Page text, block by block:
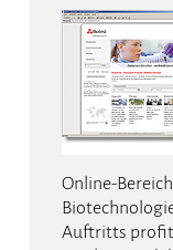
Online-
Auftritts